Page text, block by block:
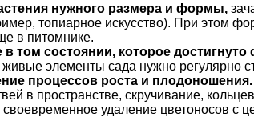
нужного размера и формы,
топиарное искусство). При этом
в питомнике.
в том состоянии, которое
элементы сада нужно регулярно
процессов роста и плодоношения.
в пространстве, скручивание,
удаление цветоносов с